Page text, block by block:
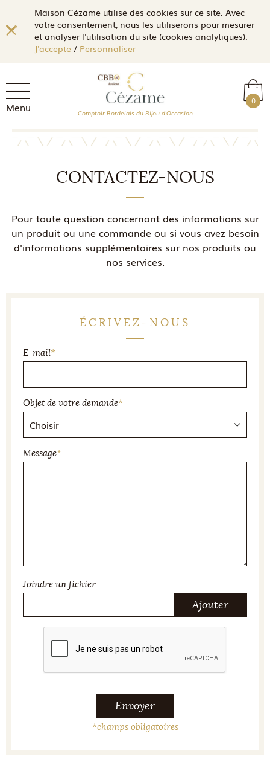
Maison Cézame utilise des cookies sur ce site. Avec
votre consentement, nous les utiliserons pour mesurer
et analyser l'utilisation du site (cookies analytiques).
J'accepte/ Personnaliser
Menu 0
Comptoir Bordelais du Bijou d'Occasion
CONTACTEZ-NOUS
Pour toute question concernant des informations sur
un produit ou une commande ou si vous avez besoin
d'informations supplémentaires sur nos produits ou
nos services.
ÉCRIVEZ-NOUS
E-mail*
Objet de votre demande*
Message*
Joindre un fichier
Ajouter
Envoyer
*champs obligatoires